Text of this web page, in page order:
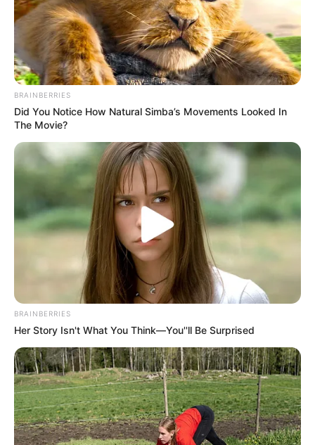
BRAINBERRIES
Did You Notice How Natural Simba’s Movements Looked In
The Movie?
BRAINBERRIES
Her Story Isn't What You Think—You''ll Be Surprised